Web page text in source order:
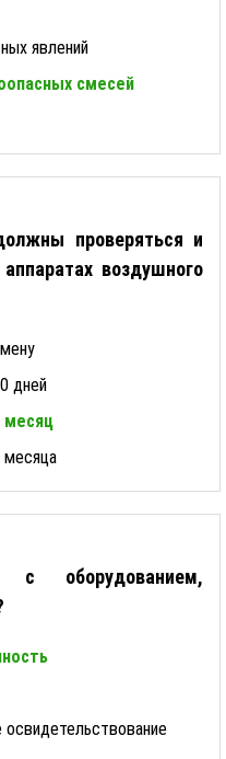
явлений
смесей
проверяться и
воздушного
дней
месяц
месяца
оборудованием,
освидетельствование